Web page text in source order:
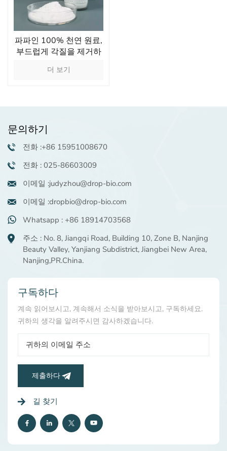
파파인 100% 천연 원료,
부드럽게 각질을 제거하
더 보기
문의하기
전화 :+86 15951008670
전화 : 025-86603009
이메일 :judyzhou@drop-bio.com
이메일 :dropbio@drop-bio.com
Whatsapp : +86 18914703568
주소 : No. 8, Jiangqi Road, Building 10, Zone B, Nanjing
Beauty Valley, Yanjiang Subdistrict, Jiangbei New Area,
Nanjing,PR.China.
구독하다
계속 읽어보시고, 계속해서 소식을 받아보시고, 구독하세요.
귀하의 생각을 알려주시면 감사하겠습니다.
제출하다
길 찾기